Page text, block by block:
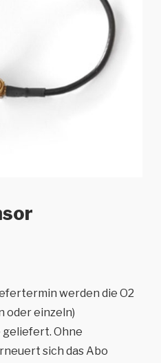
werden die O2
oder einzeln)
geliefert. Ohne
sich das Abo